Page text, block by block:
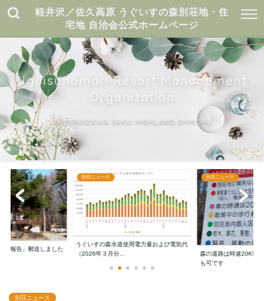
軽井沢／佐久高原 うぐいすの森別荘地・住
宅地 自治会公式ホームページ
Uguisunomori Resort Management
Organization
in KARUIZAWA SAKU HIGHLAND SHINSHU
ご報告」郵送しました
別荘ニュース
うぐいすの森水道使用電力量および電気代
（2026年３月分...
別荘ニュース
森の道路は時速20KM
も可です
別荘ニュース